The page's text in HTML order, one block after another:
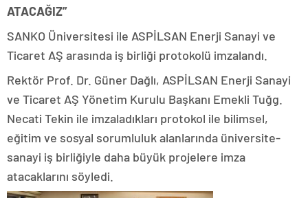
ATACAĞIZ”
SANKO Üniversitesi ile ASPİLSAN Enerji Sanayi ve
Ticaret AŞ arasında iş birliği protokolü imzalandı.
Rektör Prof. Dr. Güner Dağlı, ASPİLSAN Enerji Sanayi
ve Ticaret AŞ Yönetim Kurulu Başkanı Emekli Tuğg.
Necati Tekin ile imzaladıkları protokol ile bilimsel,
eğitim ve sosyal sorumluluk alanlarında üniversite-
sanayi iş birliğiyle daha büyük projelere imza
atacaklarını söyledi.